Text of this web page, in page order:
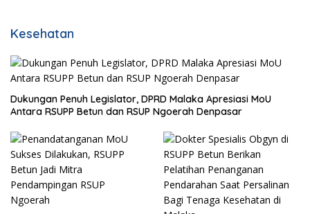
Kesehatan
Dukungan Penuh Legislator, DPRD Malaka Apresiasi MoU
Antara RSUPP Betun dan RSUP Ngoerah Denpasar